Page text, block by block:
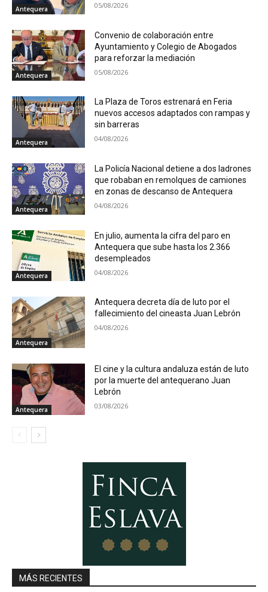
Antequera 05/08/2026
Antequera
Convenio de colaboración entre
Ayuntamiento y Colegio de Abogados
para reforzar la mediación
05/08/2026
Antequera
La Plaza de Toros estrenará en Feria
nuevos accesos adaptados con rampas y
sin barreras
04/08/2026
Antequera
La Policía Nacional detiene a dos ladrones
que robaban en remolques de camiones
en zonas de descanso de Antequera
04/08/2026
Antequera
En julio, aumenta la cifra del paro en
Antequera que sube hasta los 2.366
desempleados
04/08/2026
Antequera
Antequera decreta día de luto por el
fallecimiento del cineasta Juan Lebrón
04/08/2026
Antequera
El cine y la cultura andaluza están de luto
por la muerte del antequerano Juan
Lebrón
03/08/2026
MÁS RECIENTES